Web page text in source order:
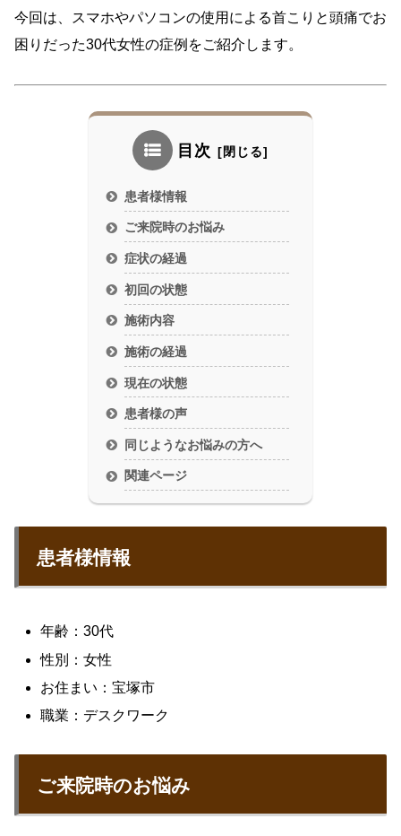
今回は、スマホやパソコンの使用による首こりと頭痛でお
困りだった30代女性の症例をご紹介します。
目次
患者様情報
ご来院時のお悩み
症状の経過
初回の状態
施術内容
施術の経過
現在の状態
患者様の声
同じようなお悩みの方へ
関連ページ
患者様情報
年齢：30代
性別：女性
お住まい：宝塚市
職業：デスクワーク
ご来院時のお悩み